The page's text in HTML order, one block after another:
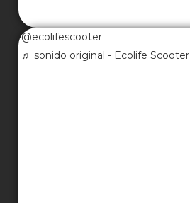
@ecolifescooter
♬ sonido original - Ecolife Scooter